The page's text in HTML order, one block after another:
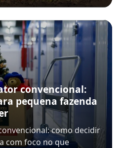
convencional:
pequena fazenda
como decidir
com foco no que